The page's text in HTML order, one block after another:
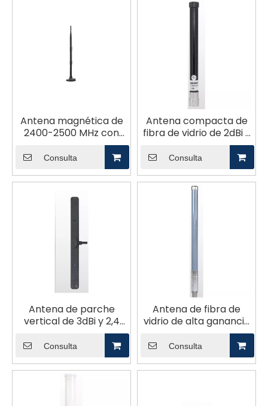
Antena magnética de
2400-2500 MHz con
ganancia de 6,5 dBi
Consulta
Antena compacta de
fibra de vidrio de 2dBi y
Consulta
Antena de parche
vertical de 3dBi y 2,4
Consulta
Antena de fibra de
vidrio de alta ganancia
8dBi 2,4GHz NK
Consulta